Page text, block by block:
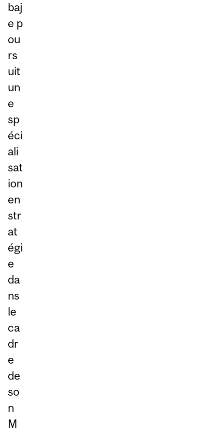
baj
e p
ou
rs
uit
un
e
sp
éci
ali
sat
ion
en
str
at
égi
e
da
ns
le
ca
dr
e
de
so
n
M